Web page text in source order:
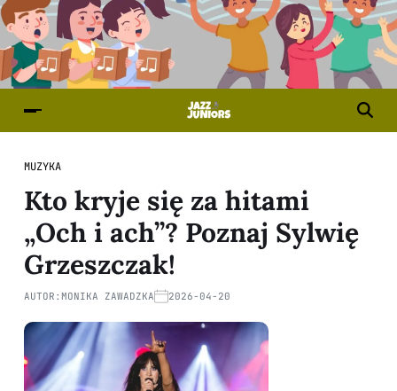
MUZYKA
Kto kryje się za hitami
„Och i ach”? Poznaj Sylwię
Grzeszczak!
AUTOR: MONIKA ZAWADZKA 2026-04-20